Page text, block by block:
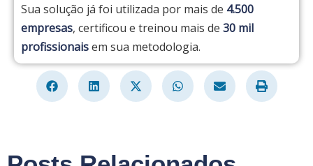
Sua solução já foi utilizada por mais de 4.500
empresas, certificou e treinou mais de 30 mil
profissionaisem sua metodologia.